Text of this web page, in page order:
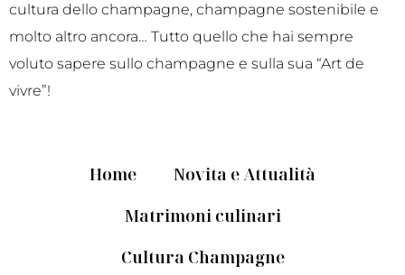
cultura dello champagne, champagne sostenibile e
molto altro ancora… Tutto quello che hai sempre
voluto sapere sullo champagne e sulla sua “Art de
vivre”!
Home
Novita e Attualità
Matrimoni culinari
Cultura Champagne